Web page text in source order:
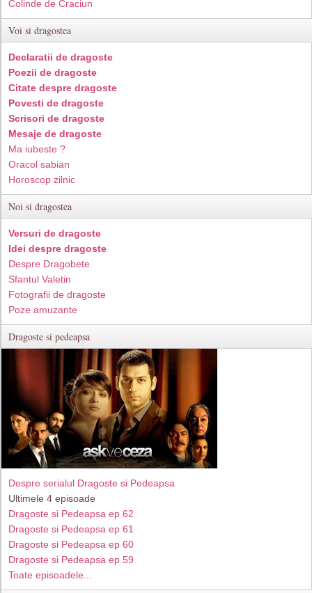
Colinde de Craciun
Voi si dragostea
Declaratii de dragoste
Poezii de dragoste
Citate despre dragoste
Povesti de dragoste
Scrisori de dragoste
Mesaje de dragoste
Ma iubeste ?
Oracol sabian
Horoscop zilnic
Noi si dragostea
Versuri de dragoste
Idei despre dragoste
Despre Dragobete
Sfantul Valetin
Fotografii de dragoste
Poze amuzante
Dragoste si pedeapsa
Despre serialul Dragoste si Pedeapsa
Ultimele 4 episoade
Dragoste si Pedeapsa ep 62
Dragoste si Pedeapsa ep 61
Dragoste si Pedeapsa ep 60
Dragoste si Pedeapsa ep 59
Toate episoadele...